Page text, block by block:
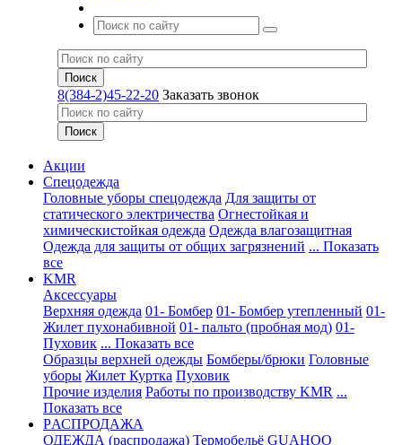
8(384-2)45-22-20 Заказать звонок
Акции
Спецодежда
Головные уборы спецодежда Для защиты от
статического электричества Огнестойкая и
химическистойкая одежда Одежда влагозащитная
Одежда для защиты от общих загрязнений ... Показать
все
KMR
Аксессуары
Верхняя одежда 01- Бомбер 01- Бомбер утепленный 01-
Жилет пухонабивной 01- пальто (пробная мод) 01-
Пуховик ... Показать все
Образцы верхней одежды Бомберы/брюки Головные
уборы Жилет Куртка Пуховик
Прочие изделия Работы по производству KMR ...
Показать все
PАСПРОДАЖА
ОДЕЖДА (распродажа) Термобельё GUAHOO